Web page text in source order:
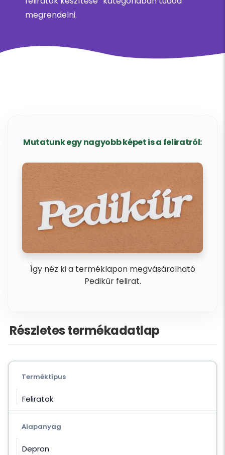
megrendelni.
Mutatunk egy nagyobb képet is a feliratról:
Így néz ki a terméklapon megvásárolható
Pedikűr felirat.
Részletes termékadatlap
Terméktípus
Feliratok
Alapanyag
Depron